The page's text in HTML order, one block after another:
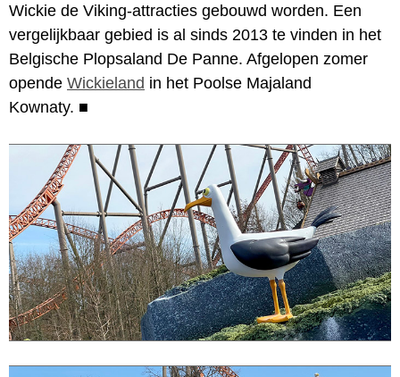
Wickie de Viking-attracties gebouwd worden. Een
vergelijkbaar gebied is al sinds 2013 te vinden in het
Belgische Plopsaland De Panne. Afgelopen zomer
opende Wickieland in het Poolse Majaland
Kownaty. ■